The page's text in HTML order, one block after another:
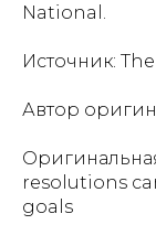
National.
Источник:
Автор
resolutions
goals